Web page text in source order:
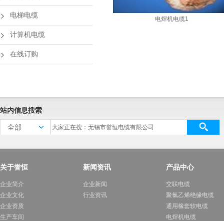
电梯电缆
计算机电缆
在线订购
电焊机电缆1
站内信息搜索
全部
关于誉恒
企业简介
企业文化
企业资质
生产车间
新闻资讯
企业新闻
行业资讯
产品中心
交联电缆
聚氯乙烯绝缘电缆
通用橡套软电缆
电焊机电缆